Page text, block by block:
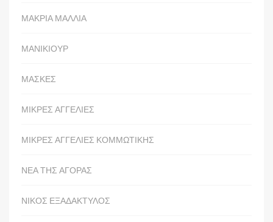
ΜΑΚΡΙΑ ΜΑΛΛΙΑ
ΜΑΝΙΚΙΟΥΡ
ΜΑΣΚΕΣ
ΜΙΚΡΕΣ ΑΓΓΕΛΙΕΣ
ΜΙΚΡΕΣ ΑΓΓΕΛΙΕΣ ΚΟΜΜΩΤΙΚΗΣ
ΝΕΑ ΤΗΣ ΑΓΟΡΑΣ
ΝΙΚΟΣ ΕΞΑΔΑΚΤΥΛΟΣ